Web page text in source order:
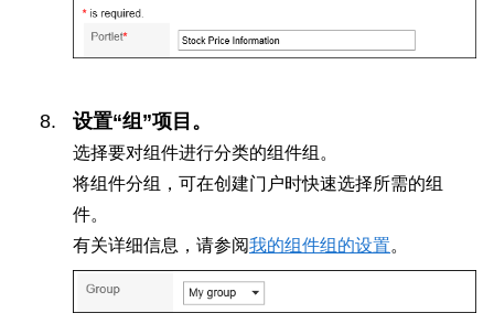
设置“组”项目。
选择要对组件进行分类的组件组。
将组件分组，可在创建门户时快速选择所需的组
件。
有关详细信息，请参阅我的组件组的设置。